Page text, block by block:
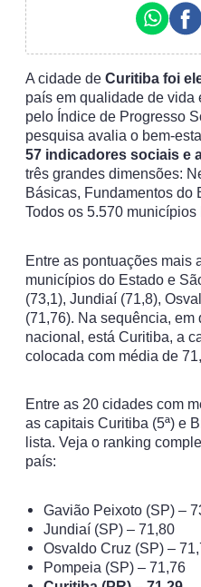
A cidade de Curitiba foi
país em qualidade de vida
pelo Índice de Progresso
pesquisa avalia o bem-
57 indicadores sociais e
três grandes dimensões:
Básicas, Fundamentos do
Todos os 5.570
Entre as pontuações mais
municípios do Estado e
(73,1), Jundiaí (71,8),
(71,76). Na sequência,
nacional, está Curitiba, a
colocada com média de
Entre as 20 cidades com
as capitais Curitiba (5ª) e
lista. Veja o ranking
país:
Gavião Peixoto (SP) –
Jundiaí (SP) – 71,80
Osvaldo Cruz (SP) –
Pompeia (SP) – 71,76